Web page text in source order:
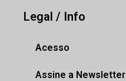
Legal / Info
Acesso
Assine a Newsletter